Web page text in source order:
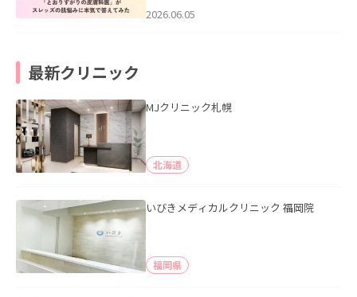
2026.06.05
最新クリニック
MJクリニック札幌
北海道
いびきメディカルクリニック 福岡院
福岡県